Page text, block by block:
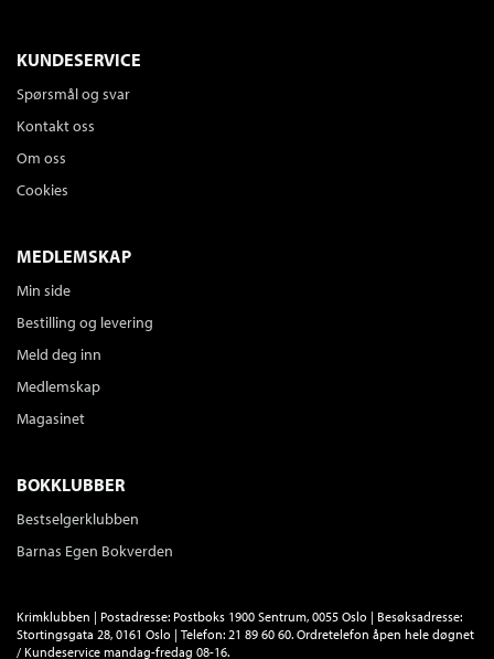
KUNDESERVICE
Spørsmål og svar
Kontakt oss
Om oss
Cookies
MEDLEMSKAP
Min side
Bestilling og levering
Meld deg inn
Medlemskap
Magasinet
BOKKLUBBER
Bestselgerklubben
Barnas Egen Bokverden
Krimklubben | Postadresse: Postboks 1900 Sentrum, 0055 Oslo | Besøksadresse:
Stortingsgata 28, 0161 Oslo | Telefon: 21 89 60 60. Ordretelefon åpen hele døgnet
/ Kundeservice mandag-fredag 08-16.